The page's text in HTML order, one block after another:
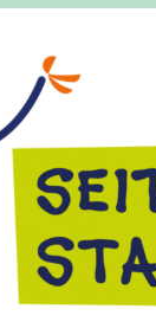
ist ein
und Frieden,
und einen
Antworten
aus den